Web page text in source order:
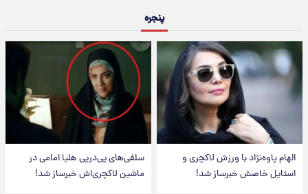
پنجره
الهام پاوه‌نژاد با ورزش لاکچری و
استایل خاصش خبرساز شد!
سلفی‌های پی‌درپی هلیا امامی در
ماشین لاکچری‌اش خبرساز شد!